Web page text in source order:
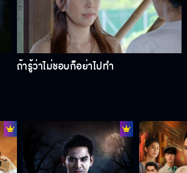
ถ้ารู้ว่าไม่ชอบก็อย่าไปทำ